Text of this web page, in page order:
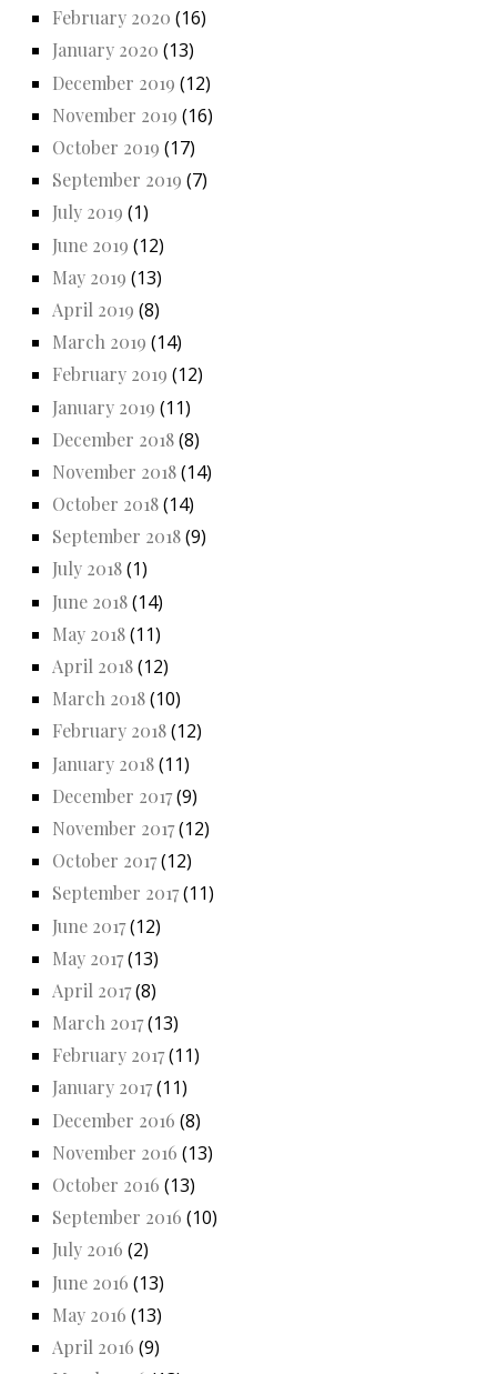
February 2020 (16)
January 2020 (13)
December 2019 (12)
November 2019 (16)
October 2019 (17)
September 2019 (7)
July 2019 (1)
June 2019 (12)
May 2019 (13)
April 2019 (8)
March 2019 (14)
February 2019 (12)
January 2019 (11)
December 2018(8)
November 2018(14)
October 2018(14)
September 2018(9)
July 2018(1)
June 2018(14)
May 2018(11)
April 2018(12)
March 2018(10)
February 2018(12)
January 2018(11)
December 2017(9)
November 2017(12)
October 2017(12)
September 2017(11)
June 2017(12)
May 2017(13)
April 2017(8)
March 2017(13)
February 2017(11)
January 2017(11)
December 2016 (8)
November 2016 (13)
October 2016 (13)
September 2016 (10)
July 2016 (2)
June 2016 (13)
May 2016 (13)
April 2016 (9)